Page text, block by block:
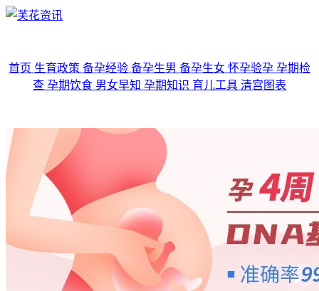
首页 生育政策 备孕经验 备孕生男 备孕生女 怀孕验孕 孕期检
查 孕期饮食 男女早知 孕期知识 育儿工具 清宫图表